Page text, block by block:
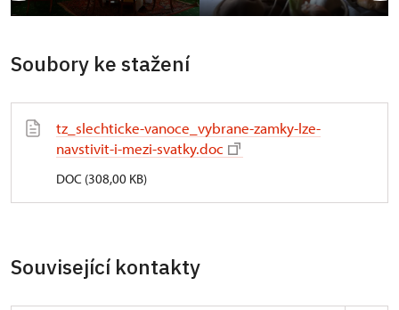
Soubory ke stažení
tz_slechticke-vanoce_vybrane-zamky-lze-
navstivit-i-mezi-svatky.doc
DOC (308,00 KB)
Související kontakty